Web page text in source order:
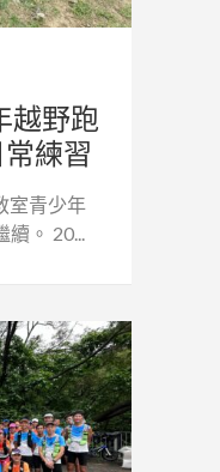
越野跑
練習
室青少年
續。 20...